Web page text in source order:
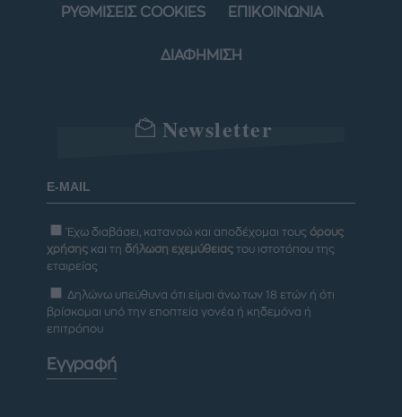
ΡΥΘΜΙΣΕΙΣ COOKIES ΕΠΙΚΟΙΝΩΝΙΑ
ΔΙΑΦΗΜΙΣΗ
Newsletter
Έχω διαβάσει, κατανοώ και αποδέχομαι τους όρους
χρήσης και τη δήλωση εχεμύθειας του ιστοτόπου της
εταιρείας
Δηλώνω υπεύθυνα ότι είμαι άνω των 18 ετών ή ότι
βρίσκομαι υπό την εποπτεία γονέα ή κηδεμόνα ή
επιτρόπου
Εγγραφή